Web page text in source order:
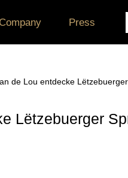
Company Press
an de Lou entdecke
Lëtzebuerger